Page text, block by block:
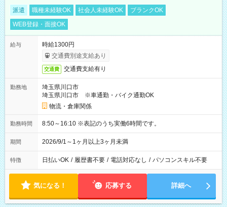
派遣 職種未経験OK 社会人未経験OK
ブランクOK
WEB登録・面接OK
給与
時給1300円
交通費別途支給あり
交通費 交通費支給有り
勤務地
埼玉県川口市
埼玉県川口市 ※車通勤・バイク通勤OK
物流・倉庫関係
勤務時間 8:50～16:10 ※表記のうち実働6時間です。
期間 2026/9/1～1ヶ月以上3ヶ月未満
特徴 日払いOK / 履歴書不要 / 電話対応なし / パソコンスキル不要
気になる！ 応募する 詳細へ